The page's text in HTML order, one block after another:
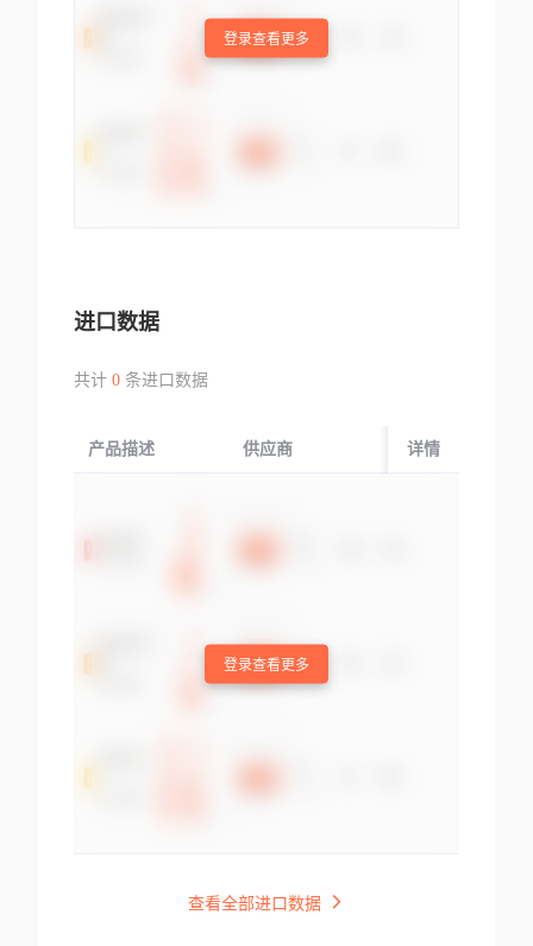
登录查看更多
进口数据
共计 0条进口数据
产品描述 供应商 起运国/地区
详情
登录查看更多
查看全部进口数据